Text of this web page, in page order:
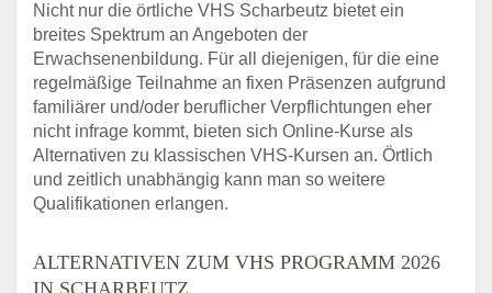
Nicht nur die örtliche VHS Scharbeutz bietet ein
breites Spektrum an Angeboten der
Erwachsenenbildung. Für all diejenigen, für die eine
regelmäßige Teilnahme an fixen Präsenzen aufgrund
familiärer und/oder beruflicher Verpflichtungen eher
nicht infrage kommt, bieten sich Online-Kurse als
Alternativen zu klassischen VHS-Kursen an. Örtlich
und zeitlich unabhängig kann man so weitere
Qualifikationen erlangen.
ALTERNATIVEN ZUM VHS PROGRAMM 2026